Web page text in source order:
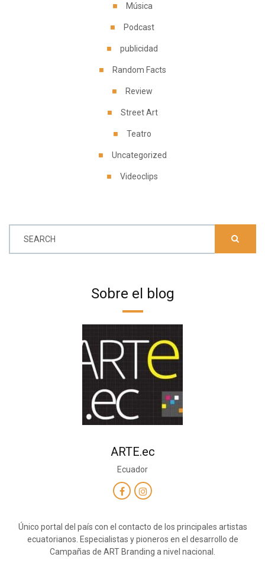
Música
Podcast
publicidad
Random Facts
Review
Street Art
Teatro
Uncategorized
Videoclips
SEARCH
Sobre el blog
ARTE.ec
Ecuador
Único portal del país con el contacto de los principales artistas
ecuatorianos. Especialistas y pioneros en el desarrollo de
Campañas de ART Branding a nivel nacional.